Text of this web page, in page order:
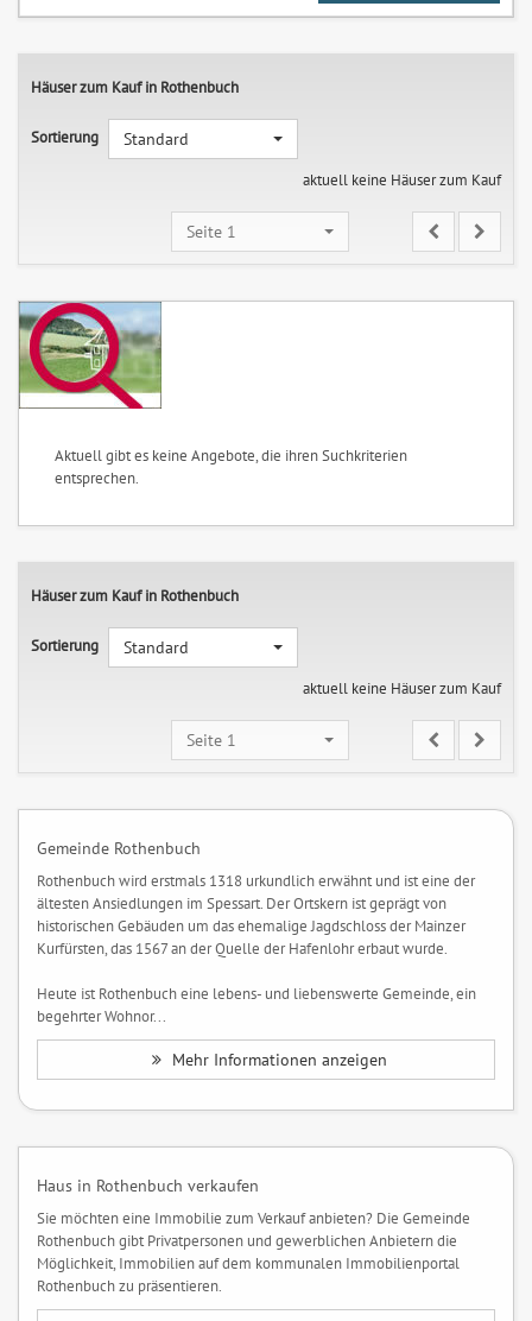
Häuser zum Kauf in Rothenbuch
Sortierung
Standard
aktuell keine Häuser zum Kauf
Seite 1
Aktuell gibt es keine Angebote, die ihren Suchkriterien
entsprechen.
Häuser zum Kauf in Rothenbuch
Sortierung
Standard
aktuell keine Häuser zum Kauf
Seite 1
Gemeinde Rothenbuch
Rothenbuch wird erstmals 1318 urkundlich erwähnt und ist eine der
ältesten Ansiedlungen im Spessart. Der Ortskern ist geprägt von
historischen Gebäuden um das ehemalige Jagdschloss der Mainzer
Kurfürsten, das 1567 an der Quelle der Hafenlohr erbaut wurde.
Heute ist Rothenbuch eine lebens- und liebenswerte Gemeinde, ein
begehrter Wohnor...
Mehr Informationen anzeigen
Haus in Rothenbuch verkaufen
Sie möchten eine Immobilie zum Verkauf anbieten? Die Gemeinde
Rothenbuch gibt Privatpersonen und gewerblichen Anbietern die
Möglichkeit, Immobilien auf dem kommunalen Immobilienportal
Rothenbuch zu präsentieren.